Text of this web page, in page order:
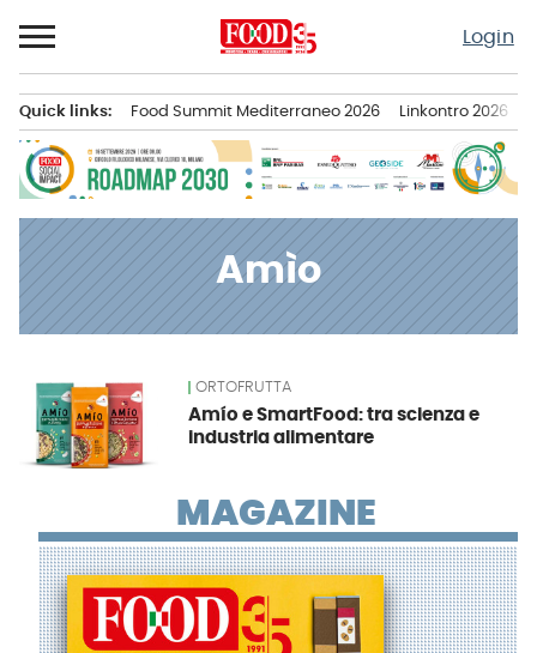
al
contenuto
Login
principale
Quick links: Food Summit Mediterraneo 2026 Linkontro 2026
Amìo
News ORTOFRUTTA
Amío e SmartFood: tra scienza e
industria alimentare
MAGAZINE